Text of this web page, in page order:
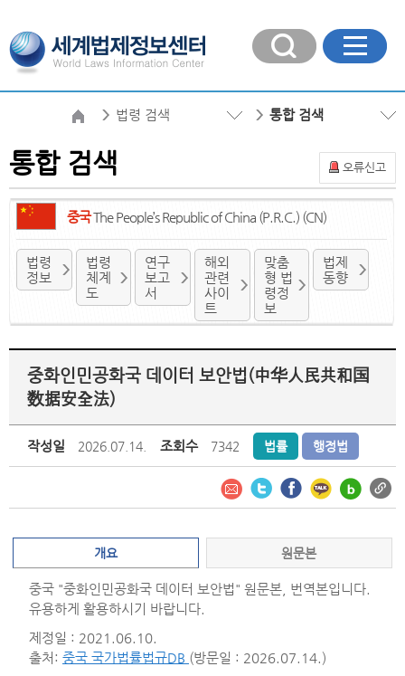
법령 검색 통합 검색
오류신고
통합 검색
중국The People’s Republic of China (P.R.C.) (CN)
법령
정보
법령
체계
도
연구
보고
서
해외
관련
사이
트
맞춤
형 법
령정
보
법제
동향
중화인민공화국 데이터 보안법(中华人民共和国
数据安全法)
작성일 2026.07.14. 조회수 7342 법률 행정법
개요 원문본
중국 "중화인민공화국 데이터 보안법" 원문본, 번역본입니다.
유용하게 활용하시기 바랍니다.
제정일 : 2021.06.10.
출처: 중국 국가법률법규DB (방문일 : 2026.07.14.)